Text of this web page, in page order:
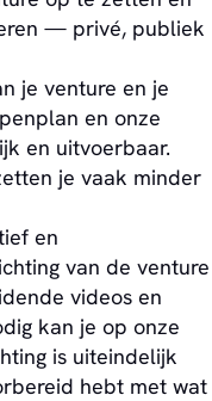
— privé, publiek
je venture en je
en onze
en uitvoerbaar.
je vaak minder
en
van de venture
videos en
kan je op onze
is uiteindelijk
hebt met wat